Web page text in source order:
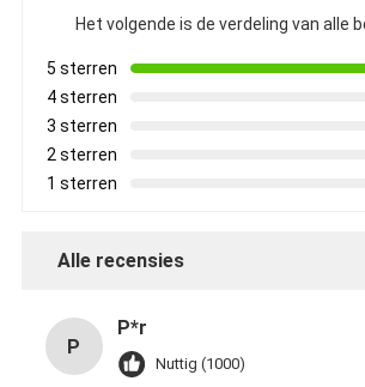
Het volgende is de verdeling van alle
5 sterren
4 sterren
3 sterren
2 sterren
1 sterren
Alle recensies
P
P*r
Nuttig (1000)